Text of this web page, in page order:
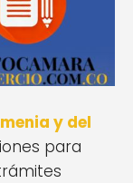
y del
para